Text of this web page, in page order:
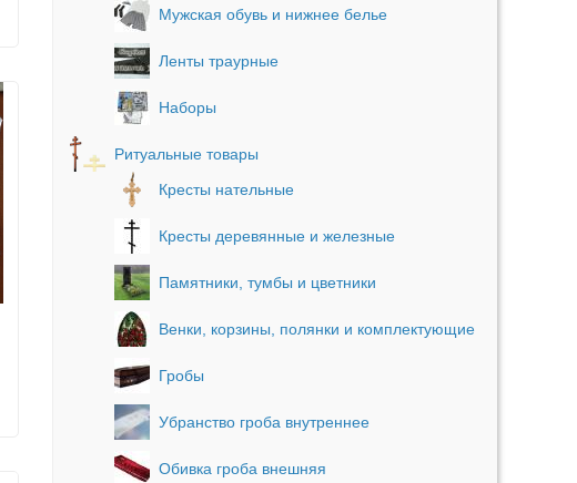
Мужская обувь и нижнее белье
Ленты траурные
Наборы
Ритуальные товары
Кресты нательные
Кресты деревянные и железные
Памятники, тумбы и цветники
Венки, корзины, полянки и комплектующие
Гробы
Убранство гроба внутреннее
Обивка гроба внешняя